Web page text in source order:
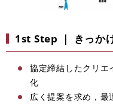
1st Step ｜ きっか
協定締結したクリエ
化
広く提案を求め，最